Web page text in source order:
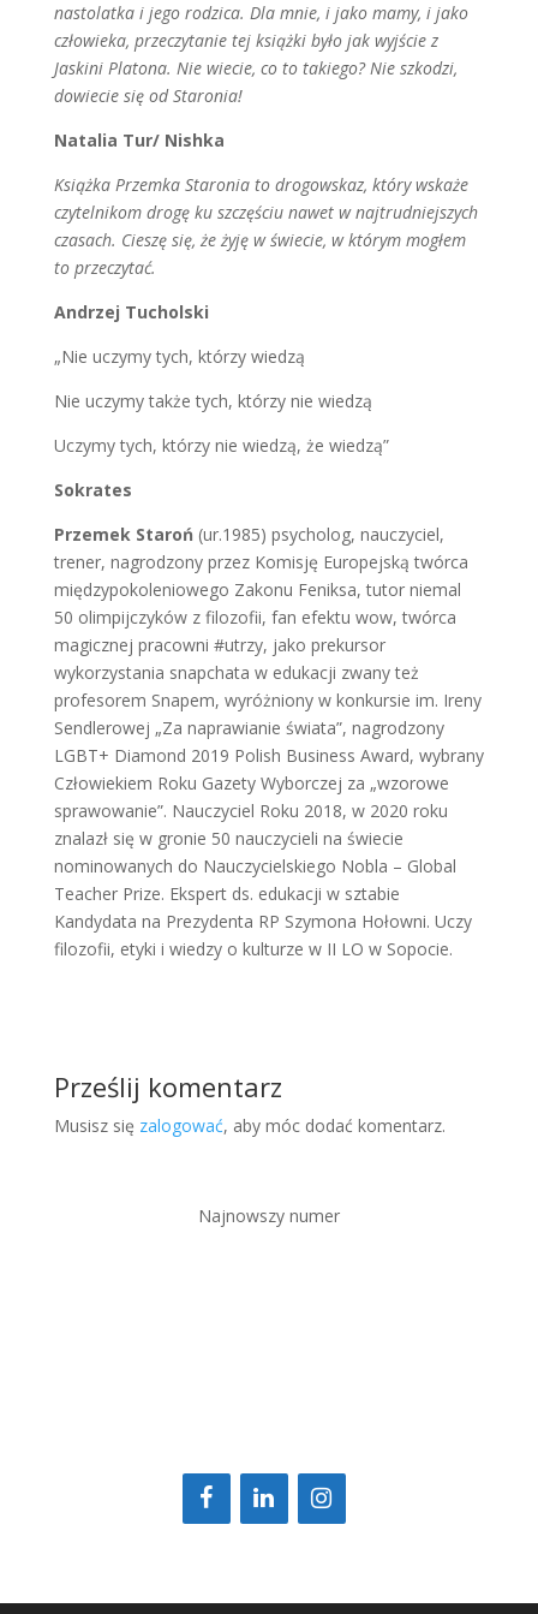
nastolatka i jego rodzica. Dla mnie, i jako mamy, i jako
człowieka, przeczytanie tej książki było jak wyjście z
Jaskini Platona. Nie wiecie, co to takiego? Nie szkodzi,
dowiecie się od Staronia!
Natalia Tur/ Nishka
Książka Przemka Staronia to drogowskaz, który wskaże
czytelnikom drogę ku szczęściu nawet w najtrudniejszych
czasach. Cieszę się, że żyję w świecie, w którym mogłem
to przeczytać.
Andrzej Tucholski
„Nie uczymy tych, którzy wiedzą
Nie uczymy także tych, którzy nie wiedzą
Uczymy tych, którzy nie wiedzą, że wiedzą”
Sokrates
Przemek Staroń (ur.1985) psycholog, nauczyciel,
trener, nagrodzony przez Komisję Europejską twórca
międzypokoleniowego Zakonu Feniksa, tutor niemal
50 olimpijczyków z filozofii, fan efektu wow, twórca
magicznej pracowni #utrzy, jako prekursor
wykorzystania snapchata w edukacji zwany też
profesorem Snapem, wyróżniony w konkursie im. Ireny
Sendlerowej „Za naprawianie świata”, nagrodzony
LGBT+ Diamond 2019 Polish Business Award, wybrany
Człowiekiem Roku Gazety Wyborczej za „wzorowe
sprawowanie”. Nauczyciel Roku 2018, w 2020 roku
znalazł się w gronie 50 nauczycieli na świecie
nominowanych do Nauczycielskiego Nobla – Global
Teacher Prize. Ekspert ds. edukacji w sztabie
Kandydata na Prezydenta RP Szymona Hołowni. Uczy
filozofii, etyki i wiedzy o kulturze w II LO w Sopocie.
Prześlij komentarz
Musisz się zalogować, aby móc dodać komentarz.
Najnowszy numer